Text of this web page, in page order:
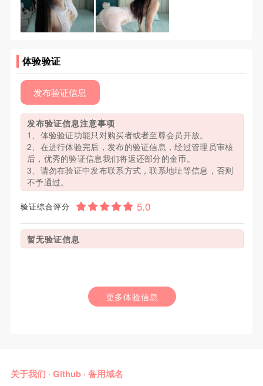
体验验证
发布验证信息
发布验证信息注意事项
1、体验验证功能只对购买者或者至尊会员开放。
2、在进行体验完后，发布的验证信息，经过管理员审核
后，优秀的验证信息我们将返还部分的金币。
3、请勿在验证中发布联系方式，联系地址等信息，否则
不予通过。
验证综合评分
暂无验证信息
更多体验信息
关于我们 · Github· 备用域名